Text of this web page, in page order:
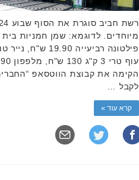
הקימה את קבוצת הווטסאפ
לקבל …
קרא עוד »